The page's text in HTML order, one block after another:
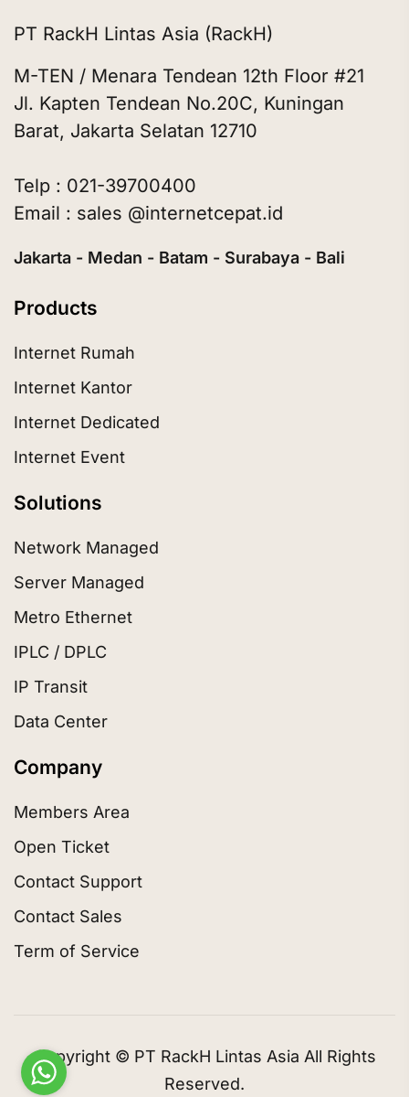
PT RackH Lintas Asia (RackH)
M-TEN / Menara Tendean 12th Floor #21
Jl. Kapten Tendean No.20C, Kuningan
Barat, Jakarta Selatan 12710
Telp : 021-39700400
Email : sales @internetcepat.id
Jakarta - Medan - Batam - Surabaya - Bali
Products
Internet Rumah
Internet Kantor
Internet Dedicated
Internet Event
Solutions
Network Managed
Server Managed
Metro Ethernet
IPLC / DPLC
IP Transit
Data Center
Company
Members Area
Open Ticket
Contact Support
Contact Sales
Term of Service
Copyright © PT RackH Lintas Asia All Rights
Reserved.